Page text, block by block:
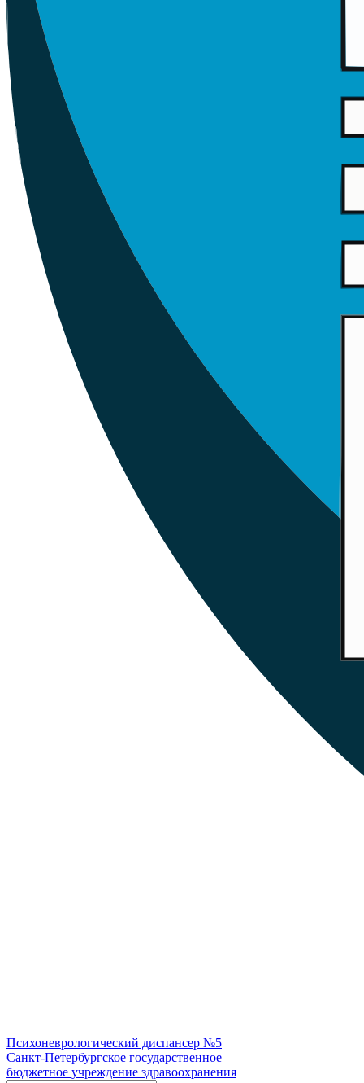
Психоневрологический диспансер №5
Санкт-Петербургское государственное
бюджетное учреждение здравоохранения